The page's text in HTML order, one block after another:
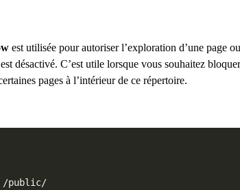
est utilisée pour autoriser l’exploration d’une page
désactivé. C’est utile lorsque vous souhaitez
pages à l’intérieur de ce répertoire.
Allow: /public/